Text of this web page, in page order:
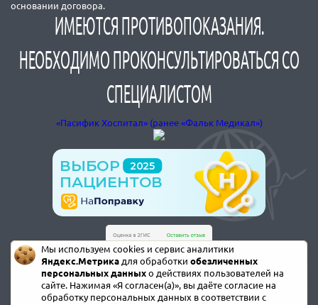
основании договора.
ИМЕЮТСЯ ПРОТИВОПОКАЗАНИЯ.
НЕОБХОДИМО ПРОКОНСУЛЬТИРОВАТЬСЯ СО
СПЕЦИАЛИСТОМ
«Пасифик Хоспитал» (ранее «Фальк Медикал»)
Мы используем cookies и сервис аналитики
Яндекс.Метрикадля обработки обезличенных
персональных данныхо действиях пользователей на
сайте. Нажимая «Я согласен(а)», вы даёте согласие на
обработку персональных данных в соответствии с